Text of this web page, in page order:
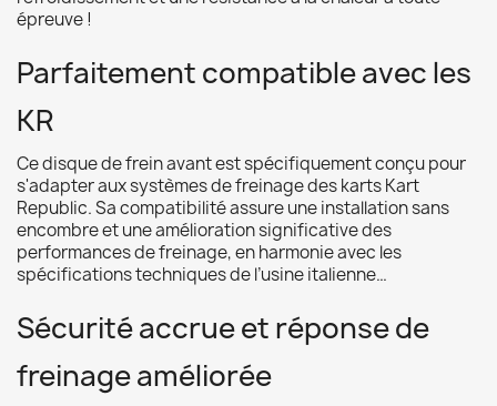
épreuve !
Parfaitement compatible avec les
KR
Ce disque de frein avant est spécifiquement conçu pour
s'adapter aux systèmes de freinage des karts Kart
Republic. Sa compatibilité assure une installation sans
encombre et une amélioration significative des
performances de freinage, en harmonie avec les
spécifications techniques de l’usine italienne…
Sécurité accrue et réponse de
freinage améliorée